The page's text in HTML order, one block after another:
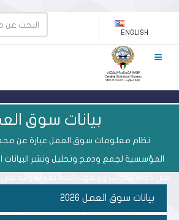
ENGLISH
بيانات سوق
نظام معلومات سوق العمل عبارة عن
المؤسسية لجمع ودمج وتحليل ونشر
على بيانات سجليه الكترونية تدمج البيانات
تزودنا بها الجهات الشريكة مع الإدارة
بيانات سوق العمل 2026